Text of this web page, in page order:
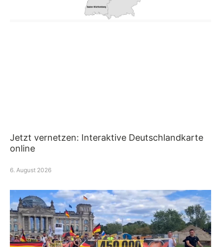
Jetzt vernetzen: Interaktive Deutschlandkarte
online
6. August 2026